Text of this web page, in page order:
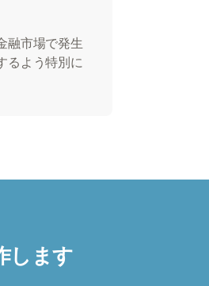
融市場で発生
るよう特別に
します